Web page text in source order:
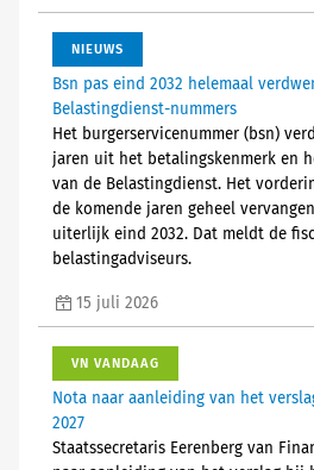
NIEUWS
Bsn pas eind 2032 helemaal
Belastingdienst-nummers
Het burgerservicenummer (bsn)
jaren uit het betalingskenmerk en
van de Belastingdienst. Het
de komende jaren geheel
uiterlijk eind 2032. Dat meldt de
belastingadviseurs.
15 juli 2026
VN VANDAAG
Nota naar aanleiding van het
2027
Staatssecretaris Eerenberg van